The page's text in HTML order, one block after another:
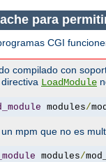
para
CGI
compilado con
LoadModule
modules/
mpm que no es
modules/